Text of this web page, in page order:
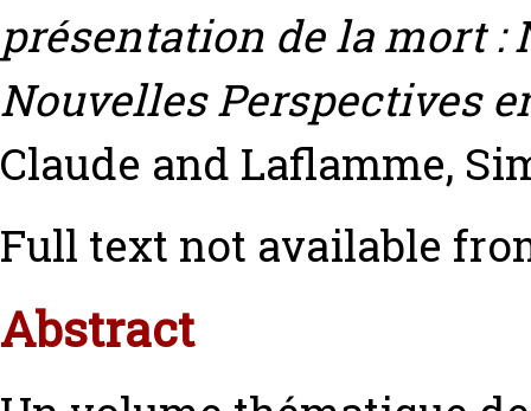
présentation de la mort :
Nouvelles Perspectives
Claude and Laflamme,
Full text not available
Abstract